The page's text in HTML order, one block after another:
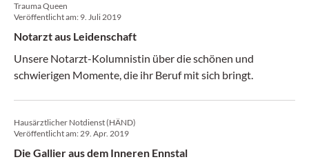
Trauma Queen
Veröffentlicht am: 9. Juli 2019
Notarzt aus Leidenschaft
Unsere Notarzt-Kolumnistin über die schönen und
schwierigen Momente, die ihr Beruf mit sich bringt.
Hausärztlicher Notdienst (HÄND)
Veröffentlicht am:29. Apr. 2019
Die Gallier aus dem Inneren Ennstal